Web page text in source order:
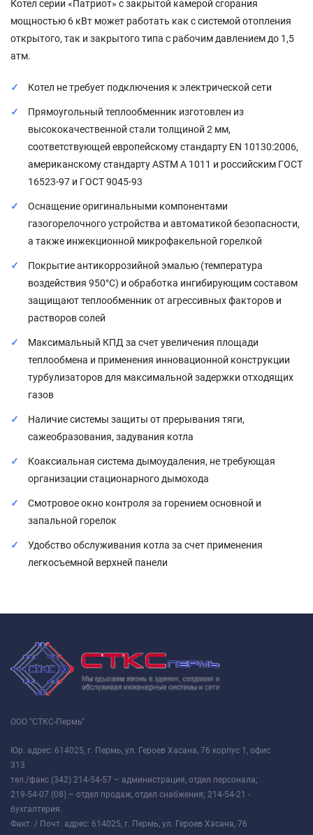
Котел серии «Патриот» с закрытой камерой сгорания
мощностью 6 кВт может работать как с системой отопления
открытого, так и закрытого типа с рабочим давлением до 1,5
атм.
Котел не требует подключения к электрической сети
Прямоугольный теплообменник изготовлен из
высококачественной стали толщиной 2 мм,
соответствующей европейскому стандарту EN 10130:2006,
американскому стандарту ASTM A 1011 и российским ГОСТ
16523-97 и ГОСТ 9045-93
Оснащение оригинальными компонентами
газогорелочного устройства и автоматикой безопасности,
а также инжекционной микрофакельной горелкой
Покрытие антикоррозийной эмалью (температура
воздействия 950°С) и обработка ингибирующим составом
защищают теплообменник от агрессивных факторов и
растворов солей
Максимальный КПД за счет увеличения площади
теплообмена и применения инновационной конструкции
турбулизаторов для максимальной задержки отходящих
газов
Наличие системы защиты от прерывания тяги,
сажеобразования, задувания котла
Коаксиальная система дымоудаления, не требующая
организации стационарного дымохода
Смотровое окно контроля за горением основной и
запальной горелок
Удобство обслуживания котла за счет применения
легкосъемной верхней панели
ООО "СТКС-Пермь"
Юр. адрес: 614025, г. Пермь, ул. Героев Хасана, 76 корпус 1, офис
313
тел./факс (342) 214-54-57 – администрация, отдел персонала;
219-54-07 (08) – отдел продаж, отдел снабжения; 214-54-21 -
бухгалтерия.
Факт. / Почт. адрес: 614025, г. Пермь, ул. Героев Хасана, 76